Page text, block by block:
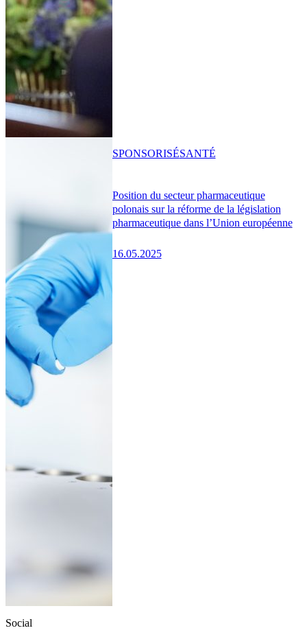
Position du secteur pharmaceutique
polonais sur la réforme de la législation
pharmaceutique dans l’Union européenne
16.05.2025
SPONSORISÉSANTÉ
Social